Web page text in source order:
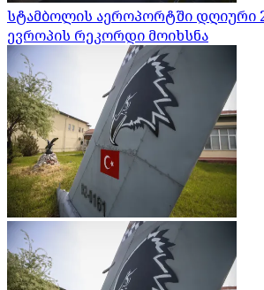
სტამბოლის აეროპორტში დღიური
ევროპის რეკორდი მოიხსნა